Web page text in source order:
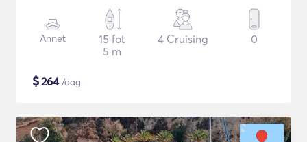
Annet
15 fot
5 m
4 Cruising 0
$264/dag